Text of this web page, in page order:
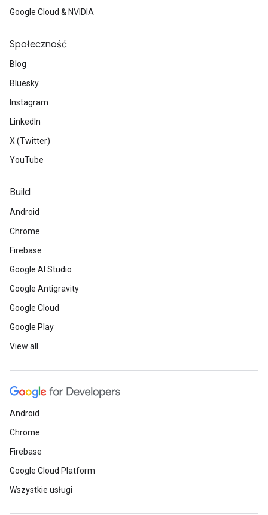
Google Cloud & NVIDIA
Społeczność
Blog
Bluesky
Instagram
LinkedIn
X (Twitter)
YouTube
Build
Android
Chrome
Firebase
Google AI Studio
Google Antigravity
Google Cloud
Google Play
View all
Android
Chrome
Firebase
Google Cloud Platform
Wszystkie usługi